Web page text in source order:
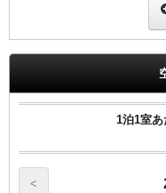
■Wi-Fi・ＬＡＮ回線接続無
■１Ｆにコンビニ（24時間
■館内に暗証番号付ランド
1泊1室
<